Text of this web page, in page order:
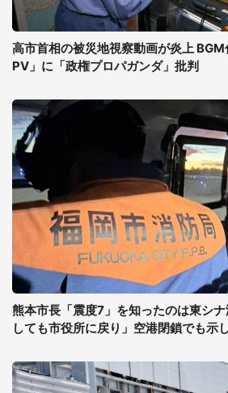
高市首相の被災地視察動画が炎上
PV」に「政権プロパガンダ」批判
熊本市長「震度7」を知ったのは東シ
しても市役所に戻り」空港閉鎖でも示